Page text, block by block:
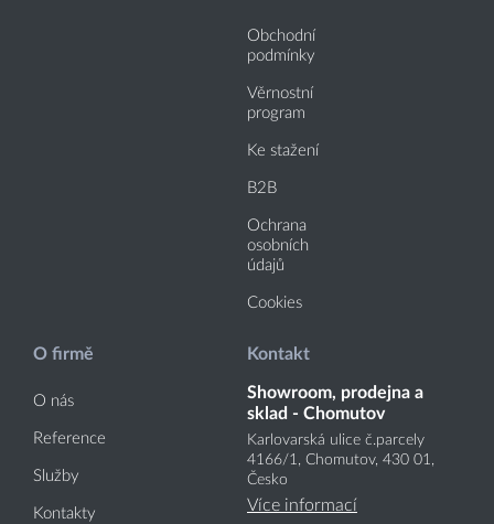
Obchodní
podmínky
Věrnostní
program
Ke stažení
B2B
Ochrana
osobních
údajů
Cookies
O firmě
O nás
Reference
Služby
Kontakty
Kontakt
Showroom, prodejna a
sklad - Chomutov
Karlovarská ulice č.parcely
4166/1, Chomutov, 430 01,
Česko
Více informací